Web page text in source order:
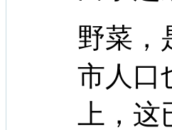
野菜，
市人口
上，